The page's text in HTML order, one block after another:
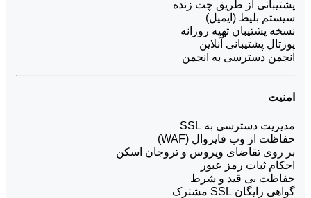
پشتیبانی از طریق چت زنده
سیستم بلیط (ایمیل)
نسخه پشتیبان تهیه روزانه
پورتال پشتیبانی آنلاین
انجمن دسترسی به انجمن
امنیت
مدیریت دسترسی به SSL
حفاظت از وب فایروال (WAF)
بر روی تقاضای ویروس و تروجان اسکن
احکام ثبات رمز عبور
حفاظت بی قید و شرط
گواهی رایگان SSL مشترک